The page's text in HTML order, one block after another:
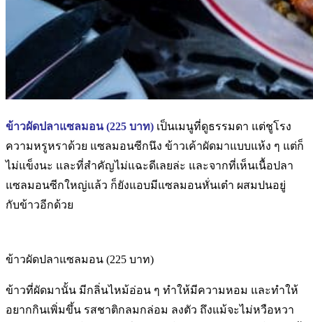
ข้าวผัดปลาแซลมอน (225 บาท) เป็นเมนูที่ดูธรรมดา แต่ชูโรง
ความหรูหราด้วย แซลมอนซีกนึง ข้าวเค้าผัดมาแบบแห้ง ๆ แต่ก็
ไม่แข็งนะ และที่สำคัญไม่แฉะดีเลยล่ะ และจากที่เห็นเนื้อปลา
แซลมอนซีกใหญ่แล้ว ก็ยังแอบมีแซลมอนหั่นเต๋า ผสมปนอยู่
กับข้าวอีกด้วย
ข้าวผัดปลาแซลมอน (225 บาท)
ข้าวที่ผัดมานั้น มีกลิ่นไหม้อ่อน ๆ ทำให้มีความหอม และทำให้
อยากกินเพิ่มขึ้น รสชาติกลมกล่อม ลงตัว ถึงแม้จะไม่หวือหวา